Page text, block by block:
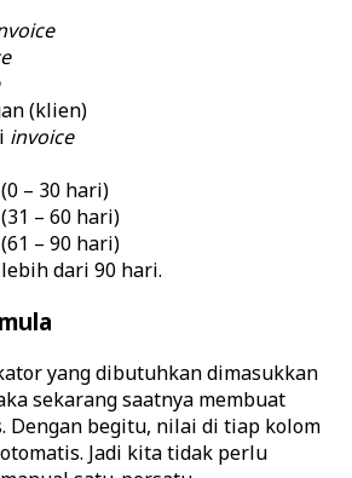
(klien)
invoice
– 30 hari)
– 60 hari)
– 90 hari)
dari 90 hari.
yang dibutuhkan dimasukkan
sekarang saatnya membuat
Dengan begitu, nilai di tiap kolom
Jadi kita tidak perlu